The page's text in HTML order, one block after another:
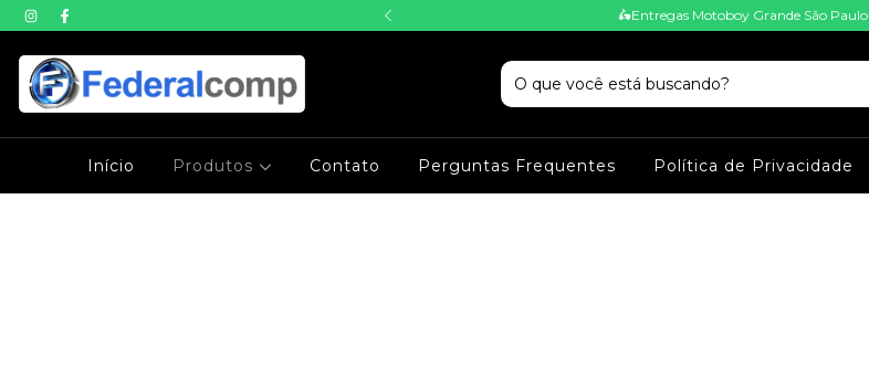
em ate 3x sem juros 🛵Entregas Motoboy Grande São Paulo
Início Produtos Contato Perguntas Frequentes Política de Privacidade